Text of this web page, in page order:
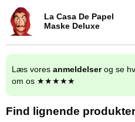
La Casa De Papel
Maske Deluxe
Varenr 30341
Læs vores anmeldelserog se
om os ★★★★★
Find lignende produkter